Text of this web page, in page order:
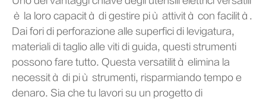
è la loro capacità di gestire più attività con facilità.
Dai fori di perforazione alle superfici di levigatura,
materiali di taglio alle viti di guida, questi strumenti
possono fare tutto. Questa versatilità elimina la
necessità di più strumenti, risparmiando tempo e
denaro. Sia che tu lavori su un progetto di